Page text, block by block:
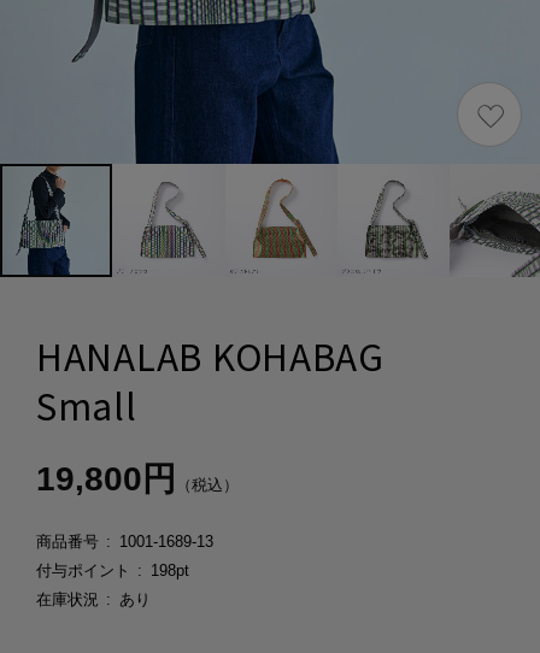
HANALAB KOHABAG
Small
19,800円 （税込）
商品番号
1001-1689-13
付与ポイント
198pt
在庫状況
あり